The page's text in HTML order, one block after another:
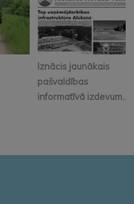
Iznācis jaunākais
pašvaldības
informatīvā izdevum...